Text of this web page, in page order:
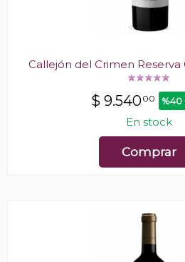
Callejón del Crimen
$ 9.54000 %40
En stock
Comprar